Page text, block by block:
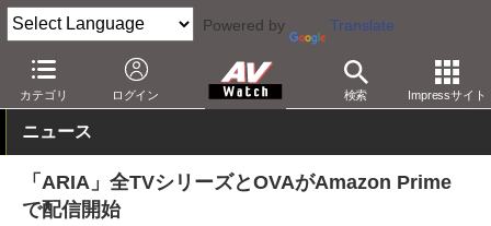
Powered by Translate
カテゴリ ログイン 検索 Impressサイト
AV Watch コンテンツ・サービス 映像配信 Amazonビデオ
ニュース
「ARIA」全TVシリーズとOVAがAmazon Prime
で配信開始